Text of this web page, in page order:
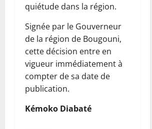
quiétude dans la région.
Signée par le Gouverneur
de la région de Bougouni,
cette décision entre en
vigueur immédiatement à
compter de sa date de
publication.
Kémoko Diabaté